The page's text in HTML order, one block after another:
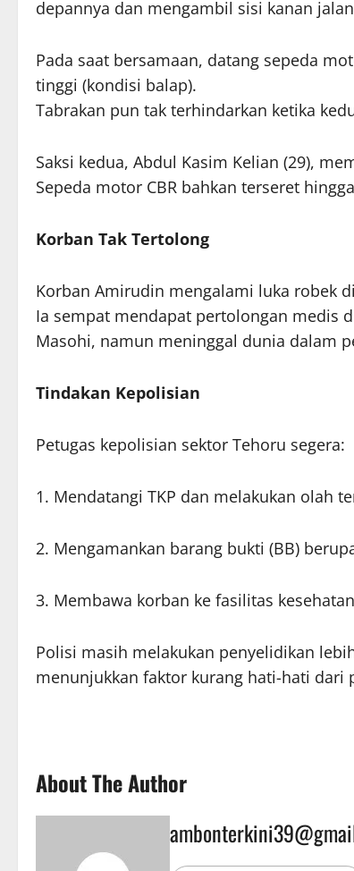
depannya dan mengambil sisi kanan
Pada saat bersamaan, datang sepeda
tinggi (kondisi balap).
Tabrakan pun tak terhindarkan ketika
Saksi kedua, Abdul Kasim Kelian (29),
Sepeda motor CBR bahkan terseret
Korban Tak Tertolong
Korban Amirudin mengalami luka robek
Ia sempat mendapat pertolongan medis
Masohi, namun meninggal dunia dalam
Tindakan Kepolisian
Petugas kepolisian sektor Tehoru segera:
1. Mendatangi TKP dan melakukan olah
2. Mengamankan barang bukti (BB)
3. Membawa korban ke fasilitas
Polisi masih melakukan penyelidikan
menunjukkan faktor kurang hati-hati dari
About The Author